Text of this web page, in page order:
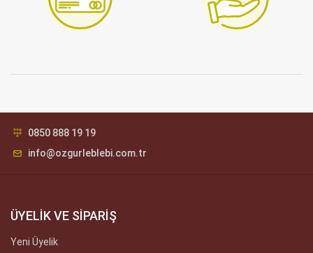
0850 888 19 19
info@ozgurleblebi.com.tr
ÜYELİK VE SİPARİŞ
Yeni Üyelik